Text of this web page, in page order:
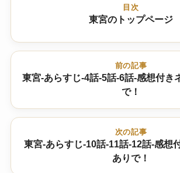
目次
東宮のトップページ
前の記事
東宮-あらすじ-4話-5話-6話-感想付き
で！
次の記事
東宮-あらすじ-10話-11話-12話-感想
ありで！